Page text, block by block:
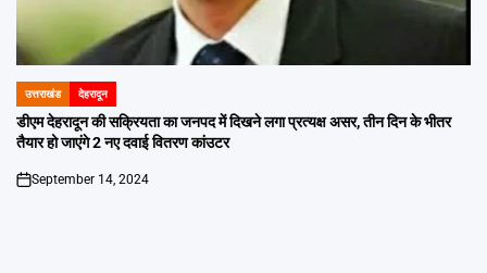
POSTED
IN
उत्तराखंड देहरादून
डीएम देहरादून की सक्रियता का जनपद में दिखने लगा प्रत्यक्ष असर, तीन दिन के भीतर
तैयार हो जाएंगे 2 नए दवाई वितरण कांउटर
on
September 14, 2024